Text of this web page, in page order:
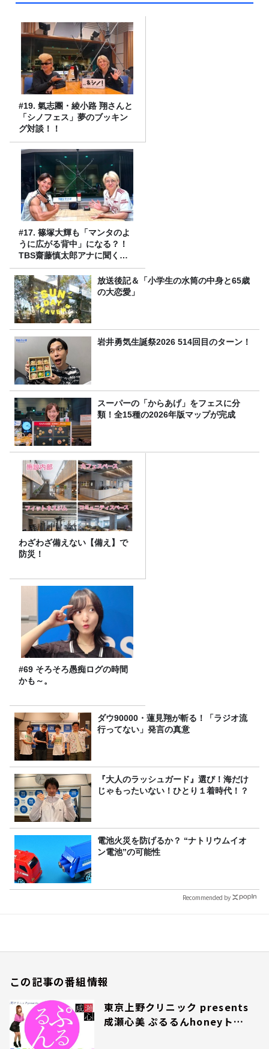
#19. 氣志團・綾小路 翔さんと
「シノフェス」夢のブッキン
グ対談！！
#17. 篠塚大輝も「マンタのよ
うに広がる背中」になる？！
TBS齋藤慎太郎アナに聞くメ
ンズフィジークの魅力！！
放送後記＆「小学生の水筒の中身と65歳
の大恋愛」
岩井勇気生誕祭2026 514回目のターン！
スーパーの「からあげ」をフェスに分
類！全15種の2026年版マップが完成
わざわざ備えない【備え】で
防災！
#69 そろそろ愚痴ログの時間
かも～。
ダウ90000・蓮見翔が斬る！「ラジオ流
行ってない」発言の真意
『大人のラッシュガード』選び！海だけ
じゃもったいない！ひとり１着時代！？
電池火災を防げるか？ “ナトリウムイオ
ン電池”の可能性
Recommended by
この記事の番組情報
東京上野クリニック presents
成瀬心美 ぷるるんhoneyトラ